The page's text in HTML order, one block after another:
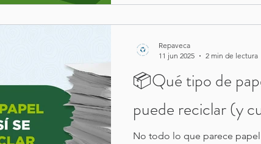
📦Qué tipo de
puede reciclar (y
No todo lo que parece
Repaveca
11 jun 2025
2 min de lectura